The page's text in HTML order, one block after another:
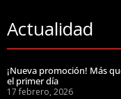
Actualidad
¡Nueva promoción! Más
el primer día
17 febrero, 2026